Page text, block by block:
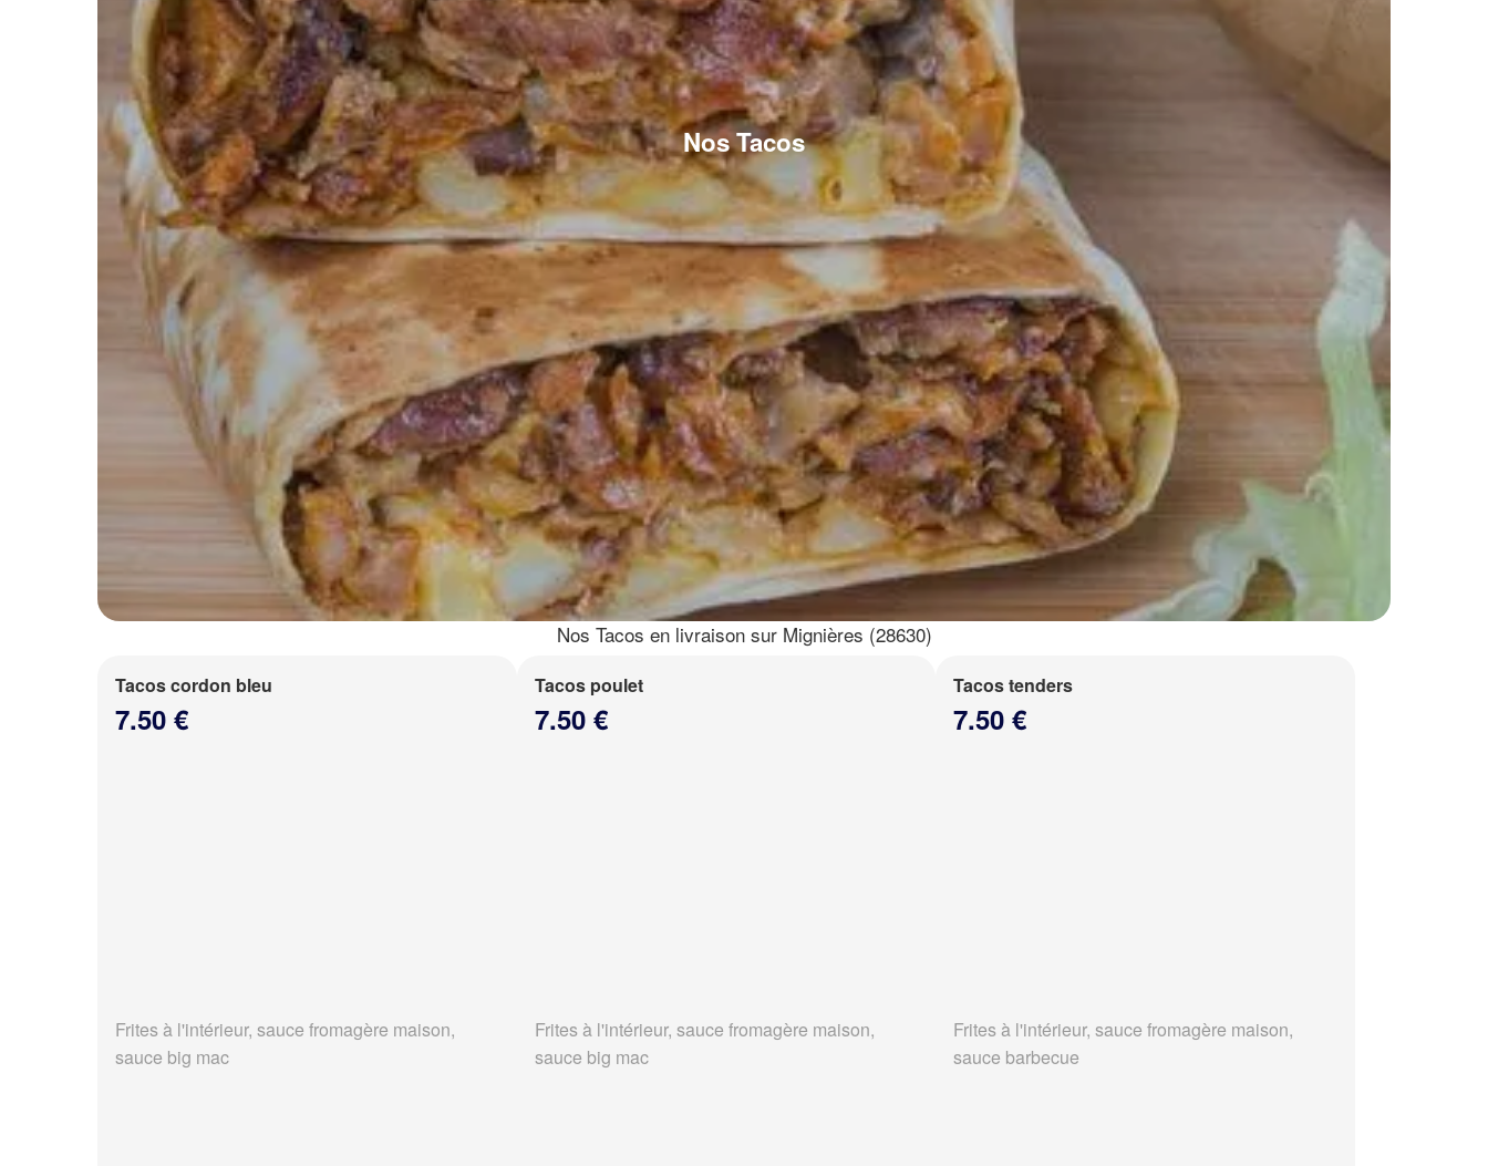
Nos Tacos
Nos Tacos en livraison sur Mignières (28630)
Tacos cordon bleu
7.50 €
Frites à l'intérieur, sauce fromagère maison,
sauce big mac
Tacos poulet
7.50 €
Frites à l'intérieur, sauce fromagère maison,
sauce big mac
Tacos tenders
7.50 €
Frites à l'intérieur, sauce fromagère maison,
sauce barbecue